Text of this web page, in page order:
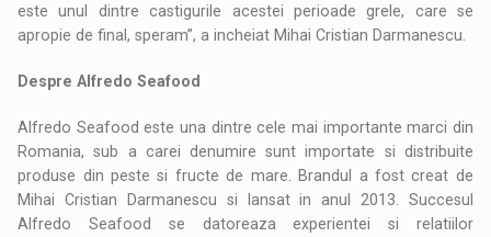
este unul dintre castigurile acestei perioade grele, care se
apropie de final, speram”, a incheiat Mihai Cristian Darmanescu.
Despre Alfredo Seafood
Alfredo Seafood este una dintre cele mai importante marci din
Romania, sub a carei denumire sunt importate si distribuite
produse din peste si fructe de mare. Brandul a fost creat de
Mihai Cristian Darmanescu si lansat in anul 2013. Succesul
Alfredo Seafood se datoreaza experientei si relatiilor